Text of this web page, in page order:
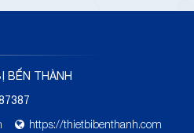
BẾN THÀNH
https://thietbibenthanh.com